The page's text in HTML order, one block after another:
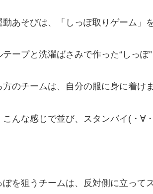
動あそびは、「しっぽ取りゲーム」
テープと洗濯ばさみで作った“しっぽ
方のチームは、自分の服に身に着け
こんな感じで並び、スタンバイ(・∀
ぽを狙うチームは、反対側に立って